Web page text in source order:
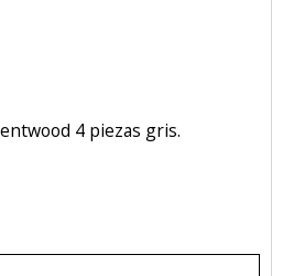
4 piezas gris.